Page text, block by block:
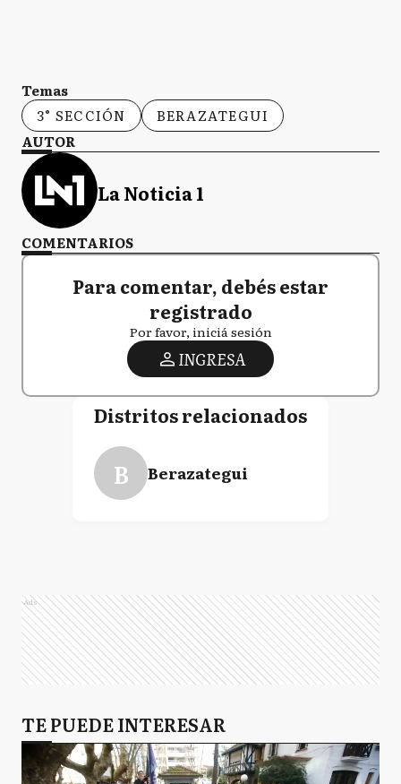
Temas
3° SECCIÓN
BERAZATEGUI
AUTOR
La Noticia 1
COMENTARIOS
Para comentar, debés estar
registrado
Por favor, iniciá sesión
INGRESA
Distritos relacionados
B Berazategui
Ads
TE PUEDE INTERESAR